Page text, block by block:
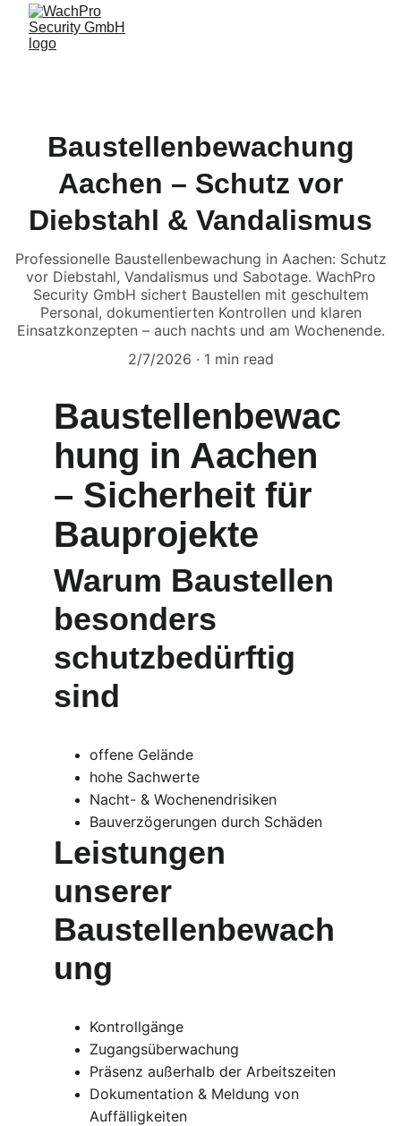
Baustellenbewachung
Aachen – Schutz vor
Diebstahl & Vandalismus
Professionelle Baustellenbewachung in Aachen: Schutz
vor Diebstahl, Vandalismus und Sabotage. WachPro
Security GmbH sichert Baustellen mit geschultem
Personal, dokumentierten Kontrollen und klaren
Einsatzkonzepten – auch nachts und am Wochenende.
2/7/2026
1 min read
Baustellenbewac
hung in Aachen
– Sicherheit für
Bauprojekte
Warum Baustellen
besonders
schutzbedürftig
sind
offene Gelände
hohe Sachwerte
Nacht- & Wochenendrisiken
Bauverzögerungen durch Schäden
Leistungen
unserer
Baustellenbewach
ung
Kontrollgänge
Zugangsüberwachung
Präsenz außerhalb der Arbeitszeiten
Dokumentation & Meldung von
Auffälligkeiten